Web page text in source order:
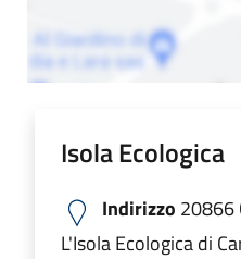
Isola Ecologica
Indirizzo 20866
L'Isola Ecologica di